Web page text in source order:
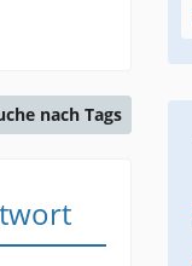
nach Tags